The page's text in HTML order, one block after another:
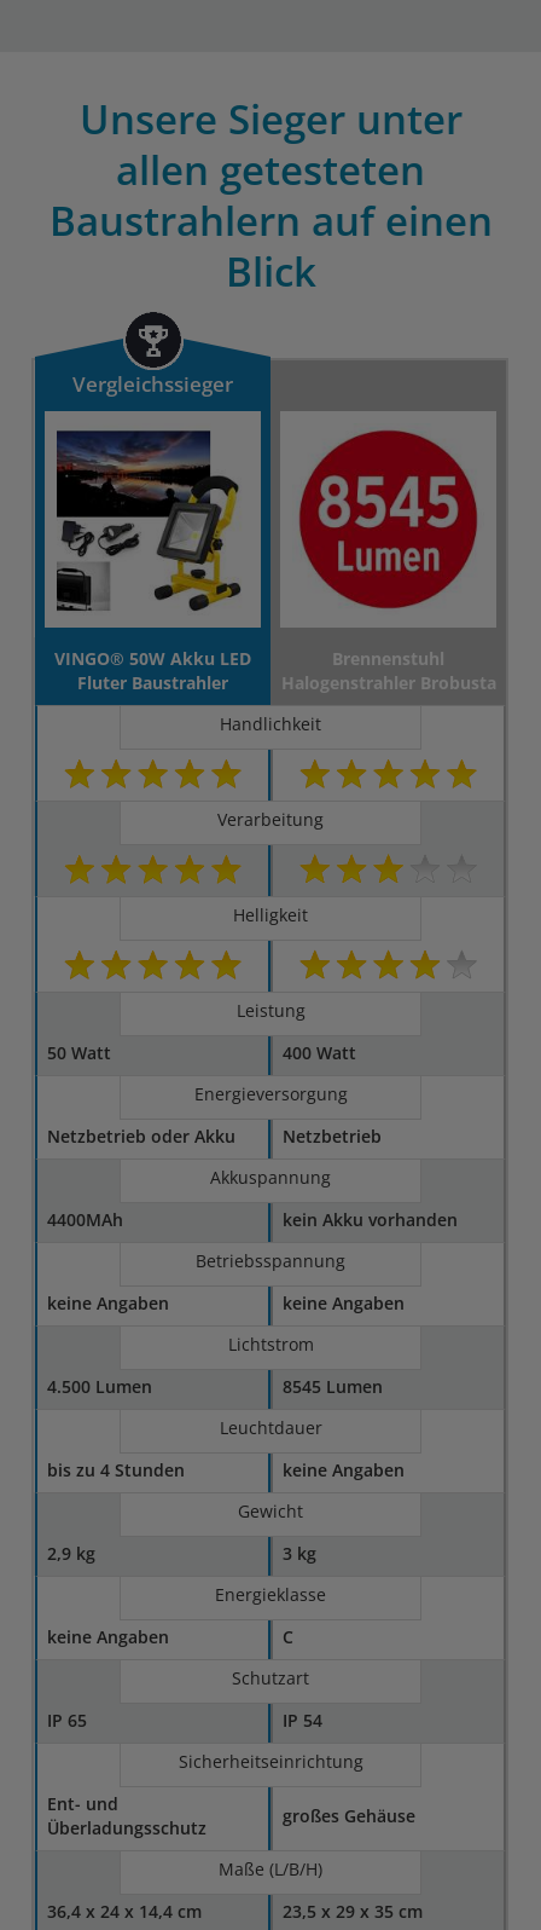
Unsere Sieger unter
allen getesteten
Baustrahlern auf einen
Blick
Vergleichssieger
VINGO® 50W Akku LED
Fluter Baustrahler
Brennenstuhl
Halogenstrahler Brobusta
Handlichkeit
Verarbeitung
Helligkeit
Leistung
50 Watt
400 Watt
Energieversorgung
Netzbetrieb oder Akku
Netzbetrieb
Akkuspannung
4400MAh
kein Akku vorhanden
Betriebsspannung
keine Angaben
keine Angaben
Lichtstrom
4.500 Lumen
8545 Lumen
Leuchtdauer
bis zu 4 Stunden
keine Angaben
Gewicht
2,9 kg
3 kg
Energieklasse
keine Angaben
C
Schutzart
IP 65
IP 54
Sicherheitseinrichtung
Ent- und
Überladungsschutz
großes Gehäuse
Maße (L/B/H)
36,4 x 24 x 14,4 cm
23,5 x 29 x 35 cm